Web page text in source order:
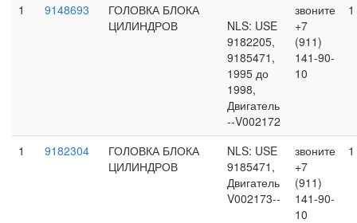
1 9148693
ГОЛОВКА БЛОКА
ЦИЛИНДРОВ
NLS: USE
9182205,
9185471,
1995 до
1998,
Двигатель
--V002172
звоните
+7
(911)
141-90-
10
1
1 9182304
ГОЛОВКА БЛОКА
ЦИЛИНДРОВ
NLS: USE
9185471,
Двигатель
V002173--
звоните
+7
(911)
141-90-
10
1